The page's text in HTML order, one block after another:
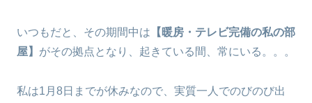
いつもだと、その期間中は 【暖房・テレビ完備の私の部
屋】 がその拠点となり、起きている間、常にいる。。。
私は1月8日までが休みなので、実質一人でのびのび出